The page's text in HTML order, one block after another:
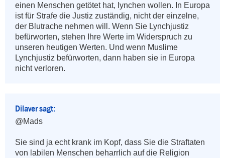
einen Menschen getötet hat, lynchen wollen. In Europa
ist für Strafe die Justiz zuständig, nicht der einzelne,
der Blutrache nehmen will. Wenn Sie Lynchjustiz
befürworten, stehen Ihre Werte im Widerspruch zu
unseren heutigen Werten. Und wenn Muslime
Lynchjustiz befürworten, dann haben sie in Europa
nicht verloren.
Dilaver sagt:
@Mads
Sie sind ja echt krank im Kopf, dass Sie die Straftaten
von labilen Menschen beharrlich auf die Religion